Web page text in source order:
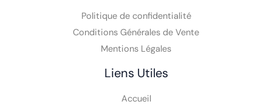
Politique de confidentialité
Conditions Générales de Vente
Mentions Légales
Liens Utiles
Accueil